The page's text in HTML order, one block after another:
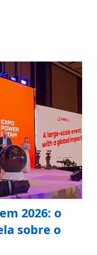
2026: o
sobre o